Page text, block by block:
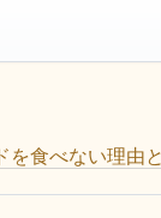
を食べない理由